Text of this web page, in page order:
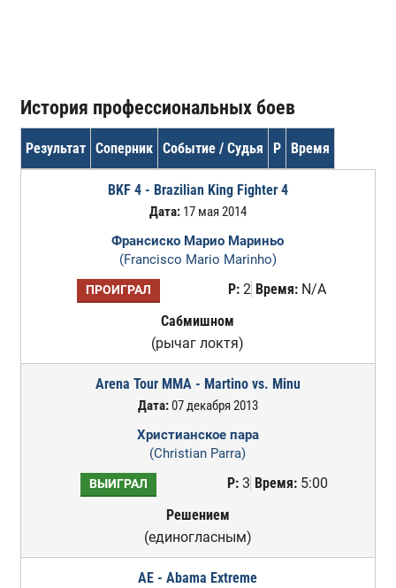
История профессиональных боев
Результат Соперник Событие / Судья Р Время
BKF 4 - Brazilian King Fighter 4
Дата:17 мая 2014
Франсиско Марио Мариньо
(Francisco Mario Marinho)
ПРОИГРАЛ Р: 2 Время: N/A
Сабмишном
(рычаг локтя)
Arena Tour MMA - Martino vs. Minu
Дата:07 декабря 2013
Христианское пара
(Christian Parra)
ВЫИГРАЛ Р:3 Время:5:00
Решением
(единогласным)
AE - Abama Extreme